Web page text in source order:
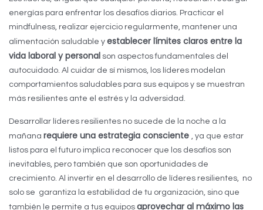
energías para enfrentar los desafíos diarios. Practicar el
mindfulness, realizar ejercicio regularmente, mantener una
alimentación saludable y establecer límites claros entre la
vida laboral y personal son aspectos fundamentales del
autocuidado. Al cuidar de sí mismos, los líderes modelan
comportamientos saludables para sus equipos y se muestran
más resilientes ante el estrés y la adversidad.
Desarrollar líderes resilientes no sucede de la noche a la
mañana requiere una estrategia consciente , ya que estar
listos para el futuro implica reconocer que los desafíos son
inevitables, pero también que son oportunidades de
crecimiento. Al invertir en el desarrollo de líderes resilientes, no
solo se garantiza la estabilidad de tu organización, sino que
también le permite a tus equipos aprovechar al máximo las